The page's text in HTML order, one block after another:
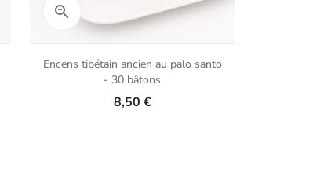
 Aperçu rapide
Encens tibétain ancien au palo santo
- 30 bâtons
8,50 €